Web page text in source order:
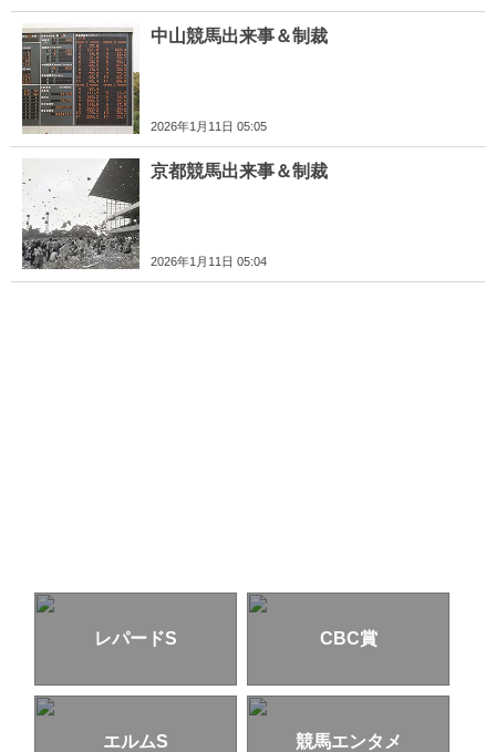
中山競馬出来事＆制裁
2026年1月11日 05:05
京都競馬出来事＆制裁
2026年1月11日 05:04
レパードS CBC賞
エルムS 競馬エンタメ